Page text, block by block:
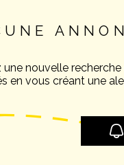
une nouvelle
en vous créant une